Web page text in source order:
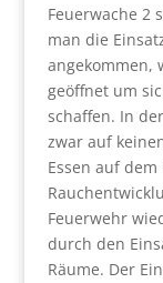
Feuerwache 2
man die
angekommen,
geöffnet um
schaffen. In
zwar auf
Essen auf
Feuerwehr
durch den
Räume. Der